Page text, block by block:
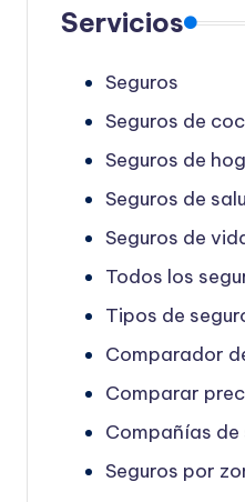
Servicios
Seguros
Seguros de
Seguros de
Seguros de
Seguros de
Todos los
Tipos de
Comparador
Comparar
Compañías de
Seguros por